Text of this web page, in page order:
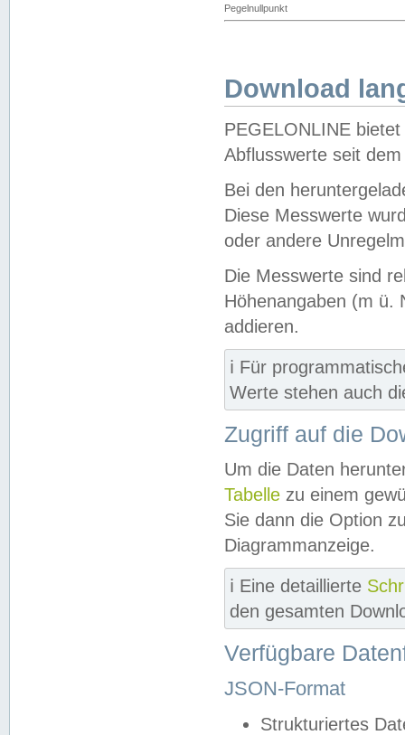
Pegelnullpunkt
Download
PEGELONLINE
Abflusswerte seit
Bei den
Diese Messwerte
oder andere
Die Messwerte sind
Höhenangaben (m ü.
addieren.
ℹ️ Für
Werte stehen auch
Zugriff auf die
Um die Daten
Tabelle zu einem
Sie dann die Option
Diagrammanzeige.
ℹ️ Eine detaillierte
den gesamten
Verfügbare
JSON-Format
Strukturiertes